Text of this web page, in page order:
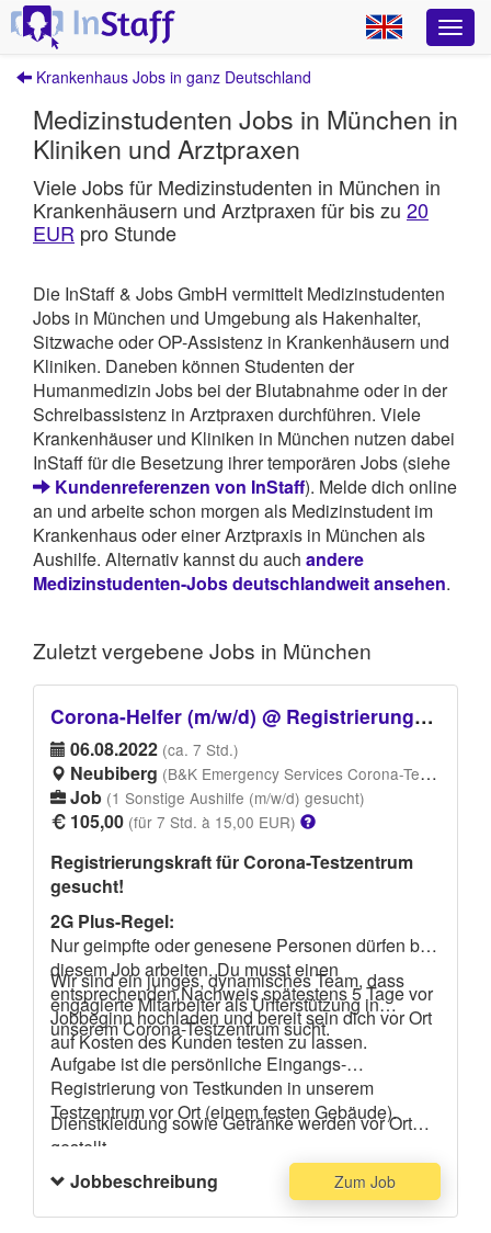
Krankenhaus Jobs in ganz Deutschland
Medizinstudenten Jobs in München in
Kliniken und Arztpraxen
Viele Jobs für Medizinstudenten in München in
Krankenhäusern und Arztpraxen für bis zu 20
EUR pro Stunde
Die InStaff & Jobs GmbH vermittelt Medizinstudenten
Jobs in München und Umgebung als Hakenhalter,
Sitzwache oder OP-Assistenz in Krankenhäusern und
Kliniken. Daneben können Studenten der
Humanmedizin Jobs bei der Blutabnahme oder in der
Schreibassistenz in Arztpraxen durchführen. Viele
Krankenhäuser und Kliniken in München nutzen dabei
InStaff für die Besetzung ihrer temporären Jobs (siehe
Kundenreferenzen von InStaff). Melde dich online
an und arbeite schon morgen als Medizinstudent im
Krankenhaus oder einer Arztpraxis in München als
Aushilfe. Alternativ kannst du auch andere
Medizinstudenten-Jobs deutschlandweit ansehen.
Zuletzt vergebene Jobs in München
Corona-Helfer (m/w/d) @ Registrierungsmitarbeiter für Corona-Testzentrum
06.08.2022 (ca. 7 Std.)
Neubiberg (B&K Emergency Services Corona-Testzentrum, Hohenbrunner Str. 23, 85579 Neubiberg)
Job (1 Sonstige Aushilfe (m/w/d) gesucht)
105,00 (für 7 Std. à 15,00 EUR)
Registrierungskraft für Corona-Testzentrum
gesucht!
2G Plus-Regel:
Nur geimpfte oder genesene Personen dürfen bei
diesem Job arbeiten. Du musst einen
entsprechenden Nachweis spätestens 5 Tage vor
Jobbeginn hochladen und bereit sein dich vor Ort
auf Kosten des Kunden testen zu lassen.
Wir sind ein junges, dynamisches Team, dass
engagierte Mitarbeiter als Unterstützung in
unserem Corona-Testzentrum sucht.
Aufgabe ist die persönliche Eingangs-
Registrierung von Testkunden in unserem
Testzentrum vor Ort (einem festen Gebäude).
Gewünscht sind Vorkenntnisse im Bereich der
Corona-Testregistrierung.
Dienstkleidung sowie Getränke werden vor Ort
gestellt.
Wir freuen uns über Ihre Bewerbung und Ihr
Mitwirken!
Jobbeschreibung Zum Job